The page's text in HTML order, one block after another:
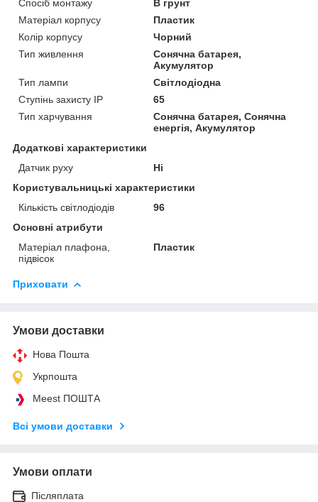
Спосіб монтажу
В грунт
Матеріал корпусу
Пластик
Колір корпусу
Чорний
Тип живлення
Сонячна батарея,
Акумулятор
Тип лампи
Світлодіодна
Ступінь захисту IP
65
Тип харчування
Сонячна батарея, Сонячна
енергія, Акумулятор
Додаткові характеристики
Датчик руху
Ні
Користувальницькі характеристики
Кількість світлодіодів
96
Основні атрибути
Матеріал плафона,
підвісок
Пластик
Приховати
Умови доставки
Нова Пошта
Укрпошта
Meest ПОШТА
Всі умови доставки
Умови оплати
Післяплата